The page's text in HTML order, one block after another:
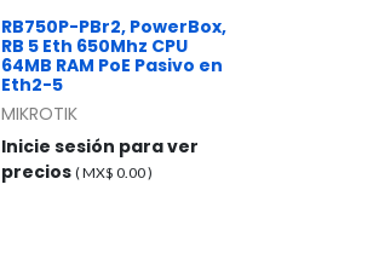
RB750P-PBr2, PowerBox,
RB 5 Eth 650Mhz CPU
64MB RAM PoE Pasivo en
Eth2-5
MIKROTIK
Inicie sesión para ver
precios ( MX$ 0.00)